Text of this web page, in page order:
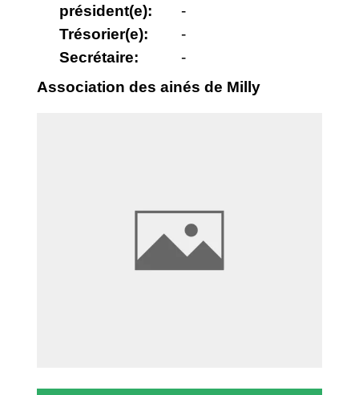
président(e):
Trésorier(e):
Secrétaire:
-
-
-
Association des ainés de Milly